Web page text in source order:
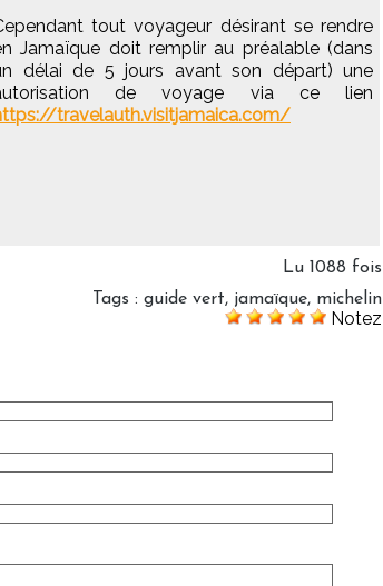
tout voyageur désirant se rendre
Jamaïque doit remplir au préalable (dans
délai de 5 jours avant son départ) une
de voyage via ce lien
travelauth.visitjamaica.com/
Lu 1088 fois
Tags : guide vert, jamaïque, michelin
Notez